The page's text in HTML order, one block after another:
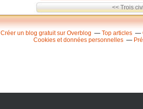
<< Trois
Créer un blog gratuit sur Overblog Top articles
Cookies et données personnelles